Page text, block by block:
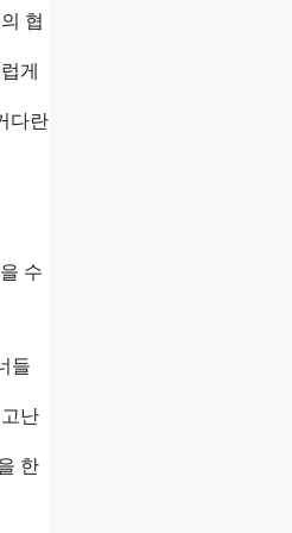
협
게
다란
수
들
난
한